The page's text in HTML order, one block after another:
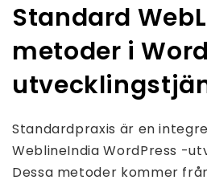
Standard
metoder i
Standardpraxis är en
WeblineIndia WordPress -
Dessa metoder kommer